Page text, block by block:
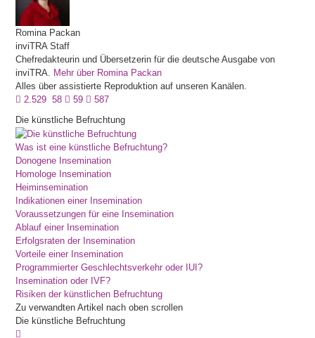
Romina Packan
inviTRA Staff
Chefredakteurin und Übersetzerin für die deutsche Ausgabe von
inviTRA. Mehr über Romina Packan
Alles über assistierte Reproduktion auf unseren Kanälen.
2.529 58 59
587
Die künstliche Befruchtung
Was ist eine künstliche Befruchtung?
Donogene Insemination
Homologe Insemination
Heiminsemination
Indikationen einer Insemination
Voraussetzungen für eine Insemination
Ablauf einer Insemination
Erfolgsraten der Insemination
Vorteile einer Insemination
Programmierter Geschlechtsverkehr oder IUI?
Insemination oder IVF?
Risiken der künstlichen Befruchtung
Zu verwandten Artikel nach oben scrollen
Die künstliche Befruchtung